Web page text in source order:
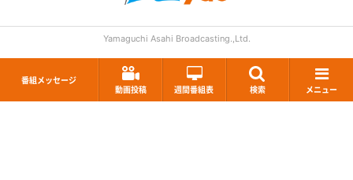
番組メッセージ
動画投稿
週間番組表 検索 メニュー
Yamaguchi Asahi Broadcasting.,Ltd.